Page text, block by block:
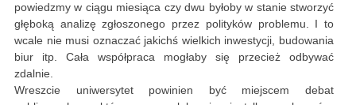
powiedzmy w ciągu miesiąca czy dwu byłoby w stanie stworzyć
głęboką analizę zgłoszonego przez polityków problemu. I to
wcale nie musi oznaczać jakichś wielkich inwestycji, budowania
biur itp. Cała współpraca mogłaby się przecież odbywać
zdalnie.
Wreszcie uniwersytet powinien być miejscem debat